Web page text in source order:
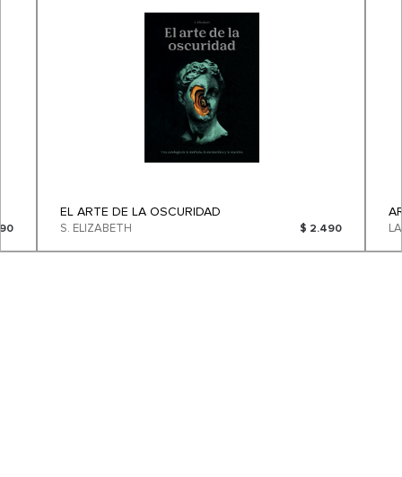
EL ARTE DE LA OSCURIDAD
S. ELIZABETH $ 2.490